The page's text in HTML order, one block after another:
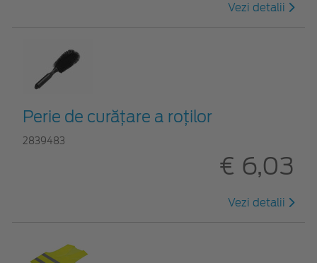
Vezi detalii
Perie de curățare a roților
2839483
€ 6,03
Vezi detalii